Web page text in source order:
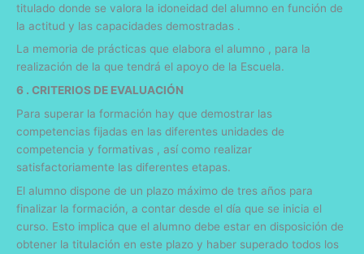
titulado donde se valora la idoneidad del alumno en función de
la actitud y las capacidades demostradas .
La memoria de prácticas que elabora el alumno , para la
realización de la que tendrá el apoyo de la Escuela.
6 . CRITERIOS DE EVALUACIÓN
Para superar la formación hay que demostrar las
competencias fijadas en las diferentes unidades de
competencia y formativas , así como realizar
satisfactoriamente las diferentes etapas.
El alumno dispone de un plazo máximo de tres años para
finalizar la formación, a contar desde el día que se inicia el
curso. Esto implica que el alumno debe estar en disposición de
obtener la titulación en este plazo y haber superado todos los